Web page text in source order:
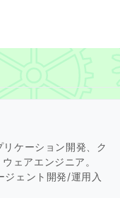
ケーション開発、ク
ェアエンジニア。
ジェント開発/運用入